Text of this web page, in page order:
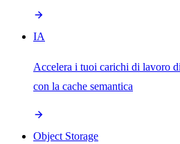
IA
Accelera i tuoi carichi di lavoro
con la cache semantica
Object Storage